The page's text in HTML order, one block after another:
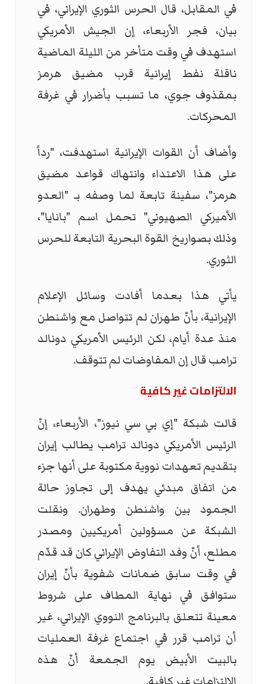
في المقابل، قال الحرس الثوري الإيراني، في
بيان، فجر الأربعاء، إن الجيش الأمريكي
استهدف في وقت متأخر من الليلة الماضية
ناقلة نفط إيرانية قرب مضيق هرمز
بمقذوف جوي، ما تسبب بأضرار في غرفة
المحركات.
وأضاف أن القوات الإيرانية استهدفت، "رداً
على هذا الاعتداء وانتهاك قواعد مضيق
هرمز"، سفينة تابعة لما وصفه بـ "العدو
الأميركي الصهيوني" تحمل اسم "بانايا"،
وذلك بصواريخ القوة البحرية التابعة للحرس
الثوري.
يأتي هذا بعدما أفادت وسائل الإعلام
الإيرانية، بأنّ طهران لم تتواصل مع واشنطن
منذ عدة أيام، لكن الرئيس الأمريكي دونالد
ترامب قال إن المفاوضات لم تتوقف.
الالتزامات غير كافية
قالت شبكة "إي بي سي نيوز"، الأربعاء، إنّ
الرئيس الأمريكي دونالد ترامب يطالب إيران
بتقديم تعهدات نووية مكتوبة على أنها جزء
من اتفاق مبدئي يهدف إلى تجاوز حالة
الجمود بين واشنطن وطهران. ونقلت
الشبكة عن مسؤولين أمريكيين ومصدر
مطلع، أنّ وفد التفاوض الإيراني كان قد قدّم
في وقت سابق ضمانات شفوية بأنّ إيران
ستوافق في نهاية المطاف على شروط
معينة تتعلق بالبرنامج النووي الإيراني، غير
أن ترامب قرر في اجتماع غرفة العمليات
بالبيت الأبيض يوم الجمعة أنّ هذه